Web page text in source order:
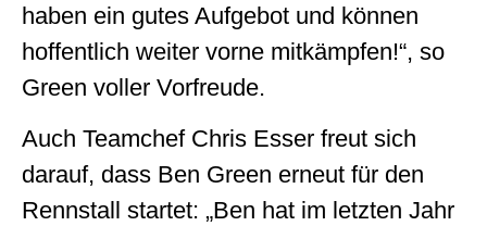
haben ein gutes Aufgebot und können
hoffentlich weiter vorne mitkämpfen!“, so
Green voller Vorfreude.
Auch Teamchef Chris Esser freut sich
darauf, dass Ben Green erneut für den
Rennstall startet: „Ben hat im letzten Jahr